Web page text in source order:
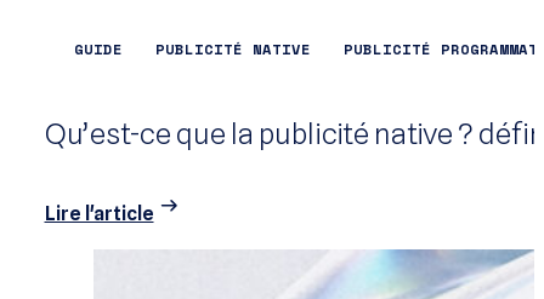
GUIDE PUBLICITÉ NATIVE PUBLICITÉ
Qu’est-ce que la publicité native ?
Lire l'article